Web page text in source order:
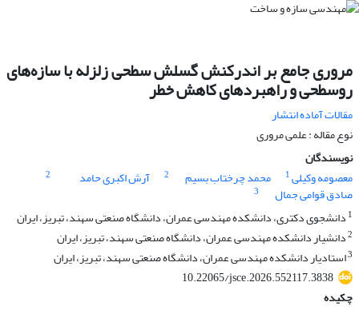
مروری جامع بر اندرکنش گسلش سطحی زلزله با سازه‌های
روسطحی و راهبردهای کاهش خطر
مقالات آماده انتشار
نوع مقاله : علمی مروری
نویسندگان
معصومه وکیلی1 محمد چرختاب بسیم 2 آرش اکبری حامد 2
صادق قوامی جمال
3
1 دانشجوی دکتری، دانشکده مهندسی عمران، دانشگاه صنعتی سهند، تبریز، ایران
2دانشیار دانشکده مهندسی عمران، دانشگاه صنعتی سهند، تبریز، ایران
3استادیار دانشکده مهندسی عمران، دانشگاه صنعتی سهند، تبریز، ایران
10.22065/jsce.2026.552117.3838
چکیده